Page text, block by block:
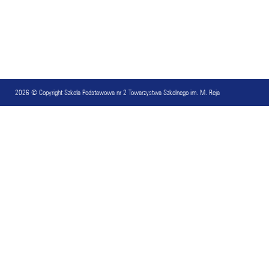
2026 © Copyright Szkoła Podstawowa nr 2 Towarzystwa Szkolnego im. M. Reja